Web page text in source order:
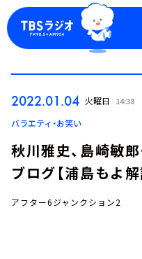
ログイン
2022.01.04 火曜日 14:38
バラエティ・お笑い
秋川雅史、島崎敏
ブログ【浦島もよ解
アフター6ジャンクション2